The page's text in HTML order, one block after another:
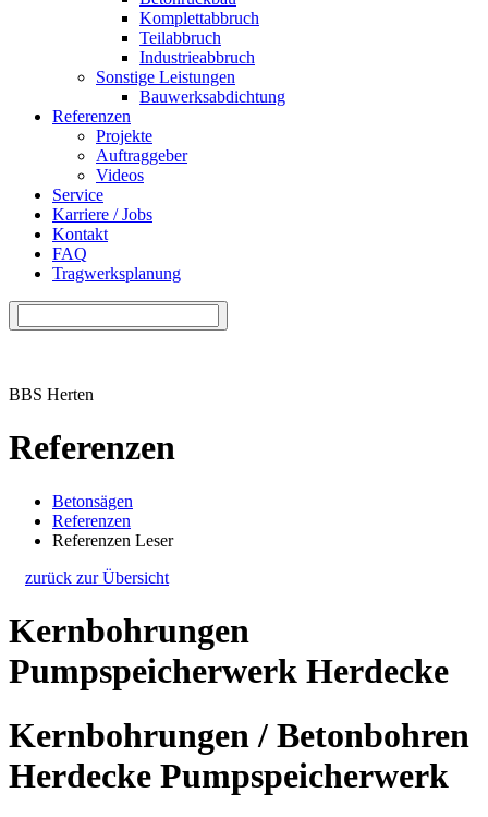
Komplettabbruch
Teilabbruch
Industrieabbruch
Sonstige Leistungen
Bauwerksabdichtung
Referenzen
Projekte
Auftraggeber
Videos
Service
Karriere / Jobs
Kontakt
FAQ
Tragwerksplanung
BBS Herten
Referenzen
Betonsägen
Referenzen
Referenzen Leser
zurück zur Übersicht
Kernbohrungen
Pumpspeicherwerk Herdecke
Kernbohrungen / Betonbohren
Herdecke Pumpspeicherwerk